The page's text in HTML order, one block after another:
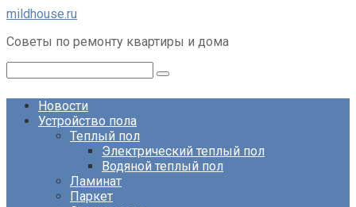
Перейти
контенту
mildhouse.ru
Советы по ремонту квартиры и дома
Новости
Устройство пола
Теплый пол
Электрический теплый пол
Водяной теплый пол
Ламинат
Паркет